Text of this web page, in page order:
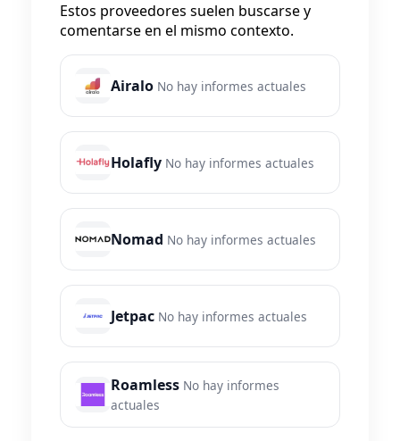
Estos proveedores suelen buscarse y
comentarse en el mismo contexto.
Airalo No hay informes actuales
Holafly No hay informes actuales
Nomad No hay informes actuales
Jetpac No hay informes actuales
Roamless No hay informes
actuales